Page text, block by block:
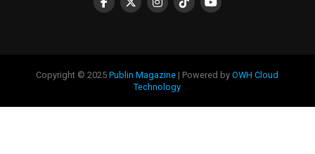
Copyright © 2025Publin Magazine | Powered byOWH Cloud
Technology